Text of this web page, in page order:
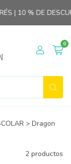
| 10 % DE
0
> Dragon
2 productos